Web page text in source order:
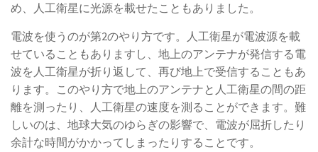
め、人工衛星に光源を載せたこともありました。
電波を使うのが第2のやり方です。人工衛星が電波源を載
せていることもありますし、地上のアンテナが発信する電
波を人工衛星が折り返して、再び地上で受信することもあ
ります。このやり方で地上のアンテナと人工衛星の間の距
離を測ったり、人工衛星の速度を測ることができます。難
しいのは、地球大気のゆらぎの影響で、電波が屈折したり
余計な時間がかかってしまったりすることです。